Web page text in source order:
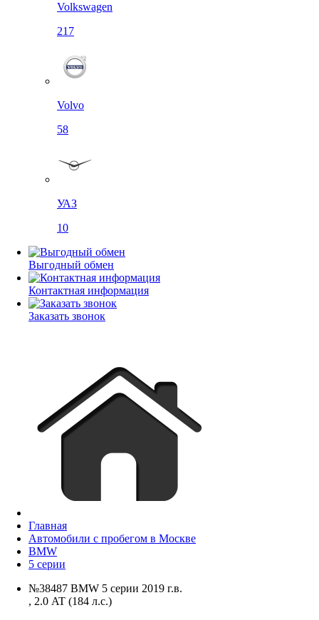
Volkswagen
217
Volvo
58
УАЗ
10
Выгодный обмен
Контактная информация
Заказать звонок
Главная
Автомобили с пробегом в Москве
BMW
5 серии
№38487 BMW 5 серии 2019 г.в.
, 2.0 AT (184 л.с.)